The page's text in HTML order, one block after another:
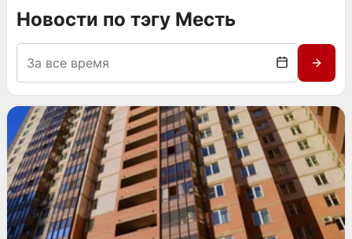
Новости по тэгу Месть